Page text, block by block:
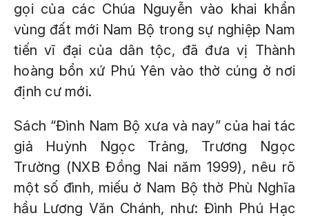
gọi của các Chúa Nguyễn vào khai khẩn
vùng đất mới Nam Bộ trong sự nghiệp Nam
tiến vĩ đại của dân tộc, đã đưa vị Thành
hoàng bổn xứ Phú Yên vào thờ cúng ở nơi
định cư mới.
Sách “Đình Nam Bộ xưa và nay” của hai tác
giả Huỳnh Ngọc Trảng, Trương Ngọc
Trường (NXB Đồng Nai năm 1999), nêu rõ
một số đình, miếu ở Nam Bộ thờ Phù Nghĩa
hầu Lương Văn Chánh, như: Đình Phú Hạc